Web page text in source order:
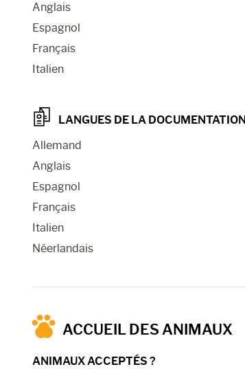
Anglais
Espagnol
Français
Italien
LANGUES DE LA DOCUMENTATION
Allemand
Anglais
Espagnol
Français
Italien
Néerlandais
ACCUEIL DES ANIMAUX
ANIMAUX ACCEPTÉS ?